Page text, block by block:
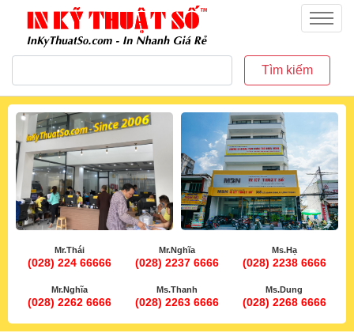
inkythuatso.com
Menu
Tìm kiếm
Mr.Thái
(028) 224 66666
Mr.Nghĩa
(028) 2237 6666
Ms.Hạ
(028) 2238 6666
Mr.Nghĩa
(028) 2262 6666
Ms.Thanh
(028) 2263 6666
Ms.Dung
(028) 2268 6666